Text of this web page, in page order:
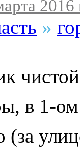
2016
»
в 1-